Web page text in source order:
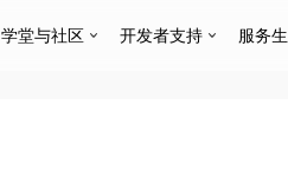
学堂与社区 开发者支持 服务